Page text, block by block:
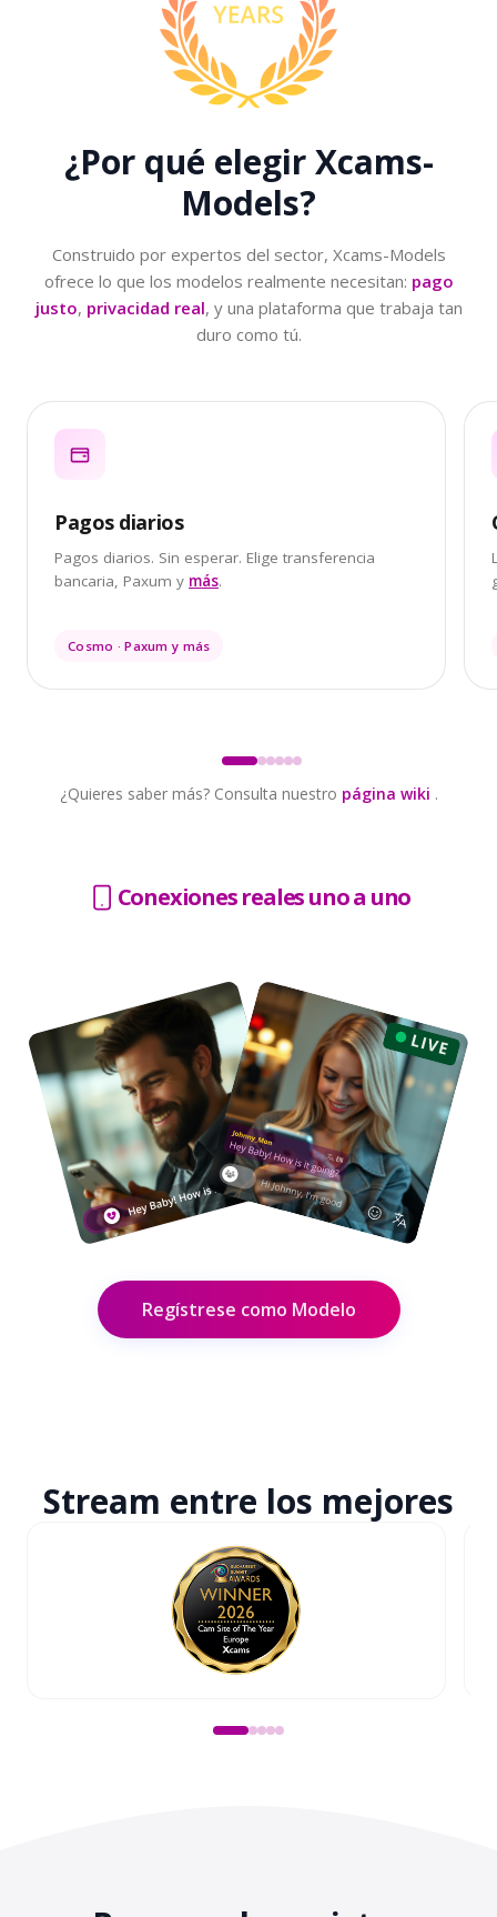
¿Por qué elegirXcams-
Models?
Construido por expertos del sector, Xcams-Models
ofrece lo que los modelos realmente necesitan: pago
justo, privacidad real, y una plataforma que trabaja tan
duro como tú.
Pagos diarios
Pagos diarios. Sin esperar. Elige transferencia
bancaria, Paxum y más.
Cosmo · Paxum y más
¿Quieres saber más? Consulta nuestro página wiki .
Conexiones reales uno a uno
Regístrese como Modelo
Stream entre los mejores